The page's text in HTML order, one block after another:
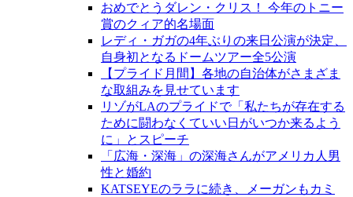
おめでとうダレン・クリス！ 今年のトニー
賞のクィア的名場面
レディ・ガガの4年ぶりの来日公演が決定、
自身初となるドームツアー全5公演
【プライド月間】各地の自治体がさまざま
な取組みを見せています
リゾがLAのプライドで「私たちが存在する
ために闘わなくていい日がいつか来るよう
に」とスピーチ
「広海・深海」の深海さんがアメリカ人男
性と婚約
KATSEYEのララに続き、メーガンもカミ